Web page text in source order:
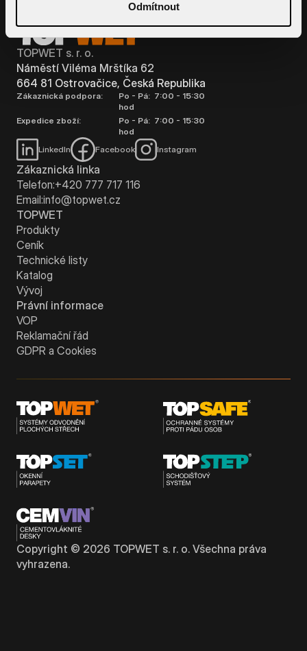
Odmítnout
TOPWET s. r. o.
Náměstí Viléma Mrštíka 62
664 81 Ostrovačice, Česká Republika
Zákaznická podpora:
Po - Pá: 7:00 - 15:30
hod
Expedice zboží:
Po - Pá: 7:00 - 15:30
hod
LinkedIn
Facebook Instagram
Zákaznická linka
Telefon:+420 777 717 116
Email:info@topwet.cz
TOPWET
Produkty
Ceník
Technické listy
Katalog
Vývoj
Právní informace
VOP
Reklamační řád
GDPR a Cookies
Copyright © 2026 TOPWET s. r. o. Všechna práva
vyhrazena.